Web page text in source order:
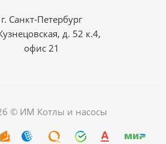
г. Санкт-Петербург
д. 52 к.4,
офис 21
© ИМ Котлы и насосы